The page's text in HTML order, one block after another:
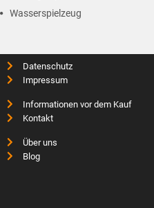
Wasserspielzeug
Datenschutz
Impressum
Informationen vor dem Kauf
Kontakt
Über uns
Blog